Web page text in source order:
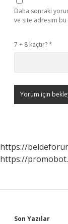
Daha sonraki
ve site adresim bu
7 + 8 kaçtır?*
https://
https://
Son Yazılar